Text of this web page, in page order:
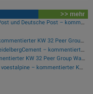
>> mehr
FedEx Corp und TNT Express vs. Österreichische Post und Deutsche Post – kommentierter KW 32 Peer Group Watch Post
Mayr-Melnhof und Palfinger vs. RHI und Andritz – kommentierter KW 32 Peer Group Watch Zykliker Österreich
Saint Gobain und Wienerberger vs. Bilfinger und HeidelbergCement – kommentierter KW 32 Peer Group Watch Bau & Baustoffe
Henkel und 3M vs. Unilever und Beiersdorf – kommentierter KW 32 Peer Group Watch Konsumgüter
ArcelorMittal und ThyssenKrupp vs. Salzgitter und voestalpine – kommentierter KW 32 Peer Group Watch Stahl